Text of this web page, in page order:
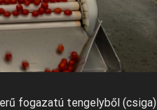
fogazatú tengelyből (csiga)